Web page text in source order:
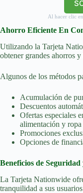
Al hacer clic
Ahorro Eficiente En
Utilizando la Tarjeta
obtener grandes ahorros
Algunos de los métodos
Acumulación de
Descuentos
Ofertas especiales
alimentación y ropa
Promociones
Opciones de
Beneficios de Seguridad
La Tarjeta Nationwide
tranquilidad a sus